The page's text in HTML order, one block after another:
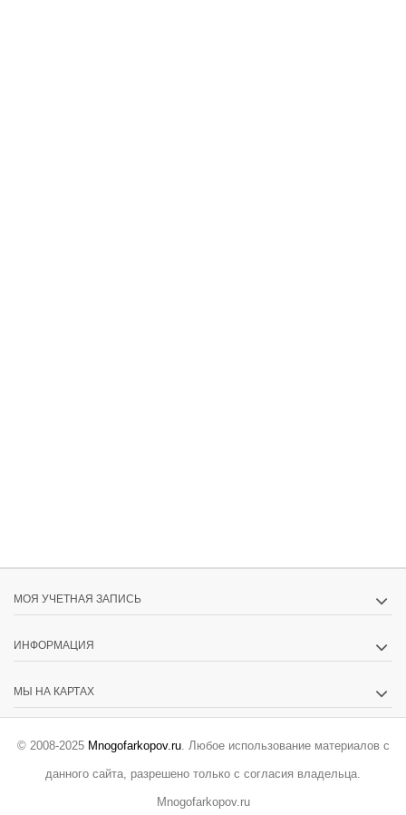
МОЯ УЧЕТНАЯ ЗАПИСЬ
ИНФОРМАЦИЯ
МЫ НА КАРТАХ
© 2008-2025 Mnogofarkopov.ru. Любое использование материалов с
данного сайта, разрешено только с согласия владельца.
Mnogofarkopov.ru